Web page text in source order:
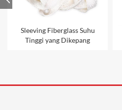
Sleeving Fiberglass Suhu
Tinggi yang Dikepang